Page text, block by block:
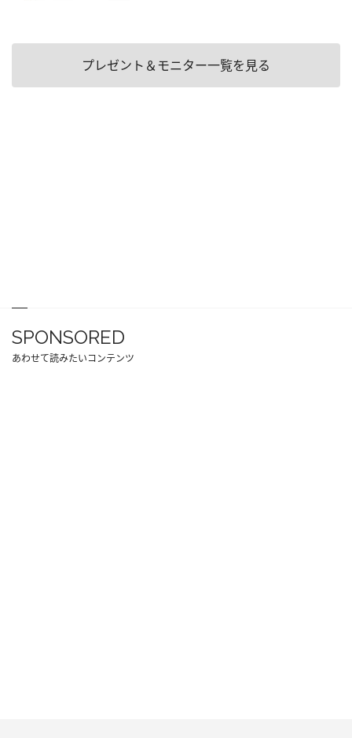
プレゼント＆モニター一覧を見る
SPONSORED
あわせて読みたいコンテンツ